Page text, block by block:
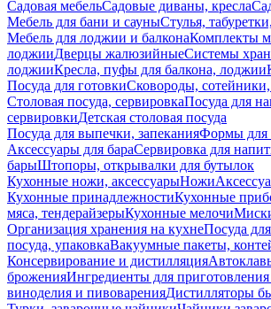
Садовая мебельСадовые диваны, кресла
Мебель для бани и сауныСтулья,
Мебель для лоджии и балконаКомплекты
лоджииДверцы жалюзийныеСистемы
лоджииКресла, пуфы для балкона, лоджии
Посуда для готовкиСковороды,
Столовая посуда, сервировкаПосуда для
сервировкиДетская столовая посуда
Посуда для выпечки, запеканияФормы для
Аксессуары для бараСервировка для
барыШтопоры, открывалки для бутылок
Кухонные ножи, аксессуарыНожи
Кухонные принадлежностиКухонные
мяса, тендерайзерыКухонные мелочи
Организация хранения на кухнеПосуда
посуда, упаковкаВакуумные пакеты,
Консервирование и дистилляция
броженияИнгредиенты для
виноделия и пивоваренияДистилляторы